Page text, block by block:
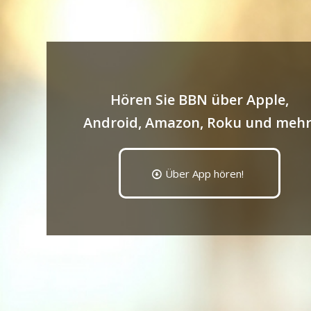
Hören Sie BBN über Apple,
Android, Amazon, Roku und
Über App hören!